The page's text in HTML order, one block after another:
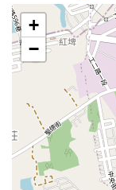
+
−